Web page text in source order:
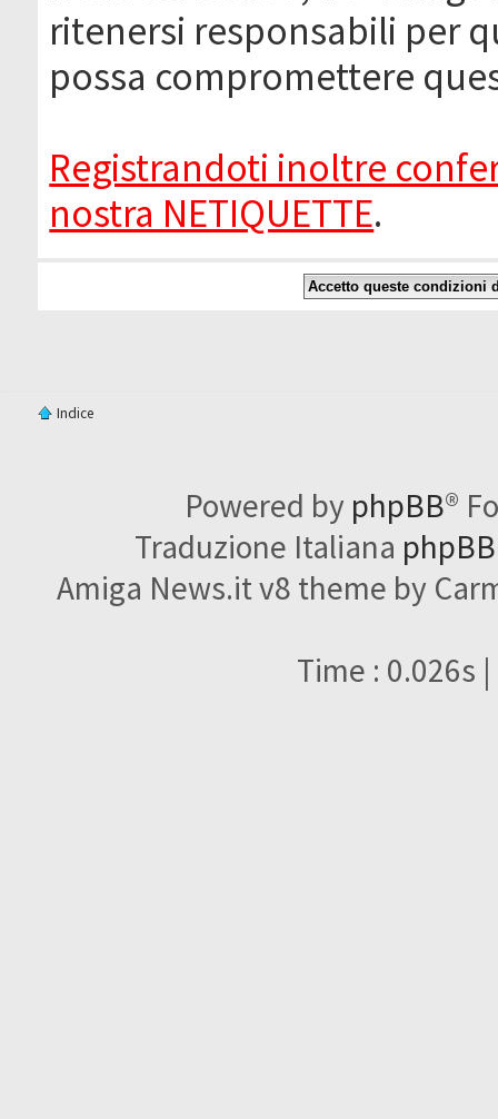
ritenersi responsabili per
possa compromettere
Registrandoti inoltre
nostra NETIQUETTE.
Indice
Powered by phpBB®
Traduzione Italiana
Amiga News.it v8 theme by
Time : 0.026s